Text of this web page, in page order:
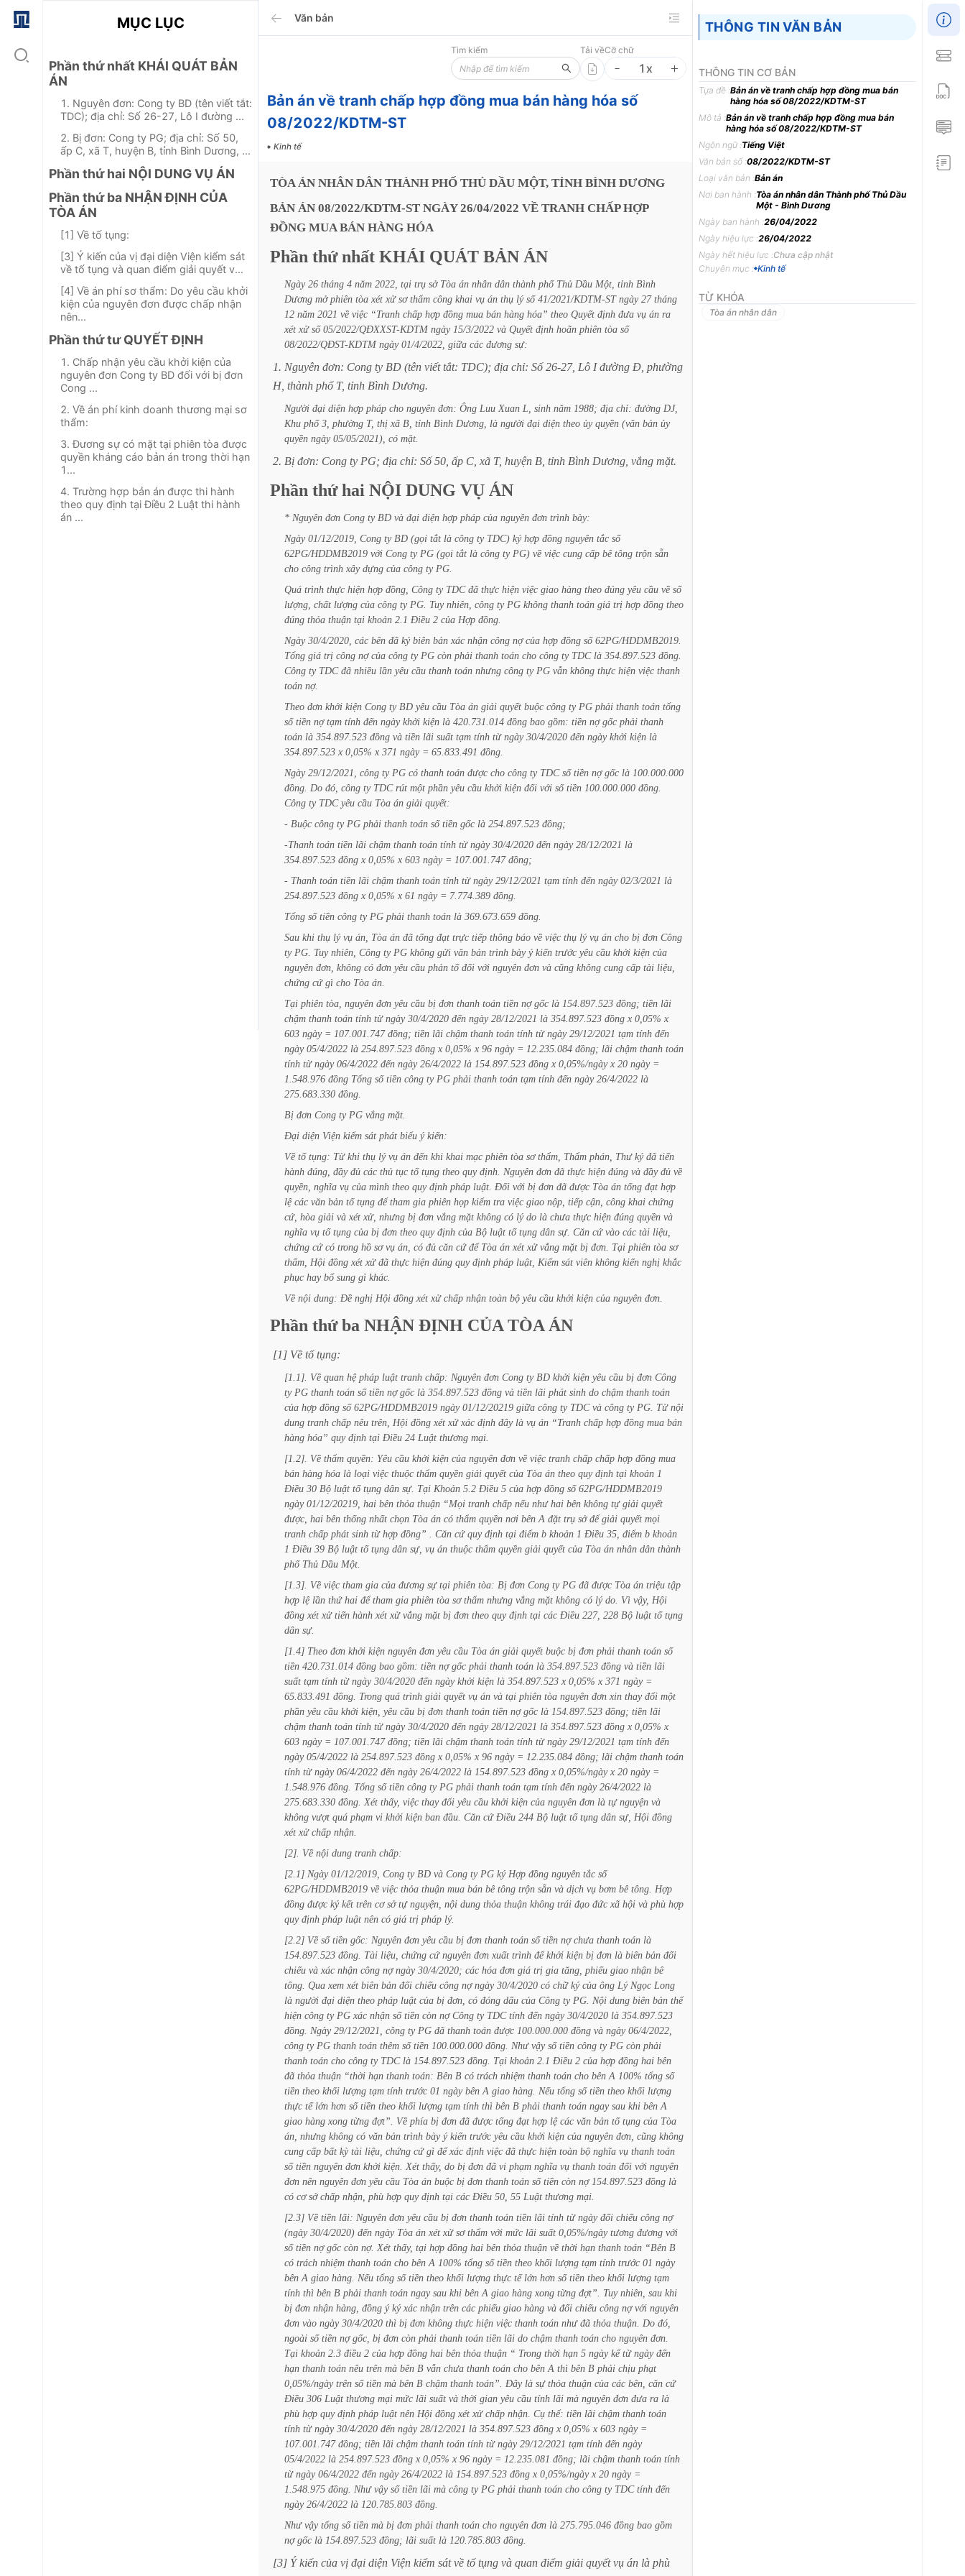
MỤC LỤC
Phần thứ nhất KHÁI QUÁT BẢN
ÁN
1. Nguyên đơn: Cong ty BD (tên viết tắt:
TDC); địa chỉ: Số 26-27, Lô I đường ...
2. Bị đơn: Cong ty PG; địa chỉ: Số 50,
ấp C, xã T, huyện B, tỉnh Bình Dương, ...
Phần thứ hai NỘI DUNG VỤ ÁN
Phần thứ ba NHẬN ĐỊNH CỦA
TÒA ÁN
[1] Về tố tụng:
[3] Ý kiến của vị đại diện Viện kiểm sát
về tố tụng và quan điểm giải quyết v...
[4] Về án phí sơ thẩm: Do yêu cầu khởi
kiện của nguyên đơn được chấp nhận
nên...
Phần thứ tư QUYẾT ĐỊNH
1. Chấp nhận yêu cầu khởi kiện của
nguyên đơn Cong ty BD đối với bị đơn
Cong ...
2. Về án phí kinh doanh thương mại sơ
thẩm:
3. Đương sự có mặt tại phiên tòa được
quyền kháng cáo bản án trong thời hạn
1...
4. Trường hợp bản án được thi hành
theo quy định tại Điều 2 Luật thi hành
án ...
Văn bản
Tìm kiếm Tải vềCỡ chữ
1 x
Bản án về tranh chấp hợp đồng mua bán hàng hóa số
08/2022/KDTM-ST
Kinh tế
TÒA ÁN NHÂN DÂN THÀNH PHỐ THỦ DẦU MỘT, TỈNH BÌNH DƯƠNG
BẢN ÁN 08/2022/KDTM-ST NGÀY 26/04/2022 VỀ TRANH CHẤP HỢP
ĐỒNG MUA BÁN HÀNG HÓA
Phần thứ nhất KHÁI QUÁT BẢN ÁN
Ngày 26 tháng 4 năm 2022, tại trụ sở Tòa án nhân dân thành phố Thủ Dầu Một, tỉnh Bình
Dương mở phiên tòa xét xử sơ thẩm công khai vụ án thụ lý số 41/2021/KDTM-ST ngày 27 tháng
12 năm 2021 về việc “Tranh chấp hợp đồng mua bán hàng hóa” theo Quyết định đưa vụ án ra
xét xử số 05/2022/QĐXXST-KDTM ngày 15/3/2022 và Quyết định hoãn phiên tòa số
08/2022/QĐST-KDTM ngày 01/4/2022, giữa các đương sự:
1. Nguyên đơn: Cong ty BD (tên viết tắt: TDC); địa chỉ: Số 26-27, Lô I đường Đ, phường
H, thành phố T, tỉnh Bình Dương.
Người đại diện hợp pháp cho nguyên đơn: Ông Luu Xuan L, sinh năm 1988; địa chỉ: đường DJ,
Khu phố 3, phường T, thị xã B, tỉnh Bình Dương, là người đại diện theo ủy quyền (văn bản ủy
quyền ngày 05/05/2021), có mặt.
2. Bị đơn: Cong ty PG; địa chỉ: Số 50, ấp C, xã T, huyện B, tỉnh Bình Dương, vắng mặt.
Phần thứ hai NỘI DUNG VỤ ÁN
* Nguyên đơn Cong ty BD và đại diện hợp pháp của nguyên đơn trình bày:
Ngày 01/12/2019, Cong ty BD (gọi tắt là công ty TDC) ký hợp đồng nguyên tắc số
62PG/HDDMB2019 với Cong ty PG (gọi tắt là công ty PG) về việc cung cấp bê tông trộn sẵn
cho công trình xây dựng của công ty PG.
Quá trình thực hiện hợp đồng, Công ty TDC đã thực hiện việc giao hàng theo đúng yêu cầu về số
lượng, chất lượng của công ty PG. Tuy nhiên, công ty PG không thanh toán giá trị hợp đồng theo
đúng thỏa thuận tại khoản 2.1 Điều 2 của Hợp đồng.
Ngày 30/4/2020, các bên đã ký biên bản xác nhận công nợ của hợp đồng số 62PG/HDDMB2019.
Tổng giá trị công nợ của công ty PG còn phải thanh toán cho công ty TDC là 354.897.523 đồng.
Công ty TDC đã nhiều lần yêu cầu thanh toán nhưng công ty PG vẫn không thực hiện việc thanh
toán nợ.
Theo đơn khởi kiện Cong ty BD yêu cầu Tòa án giải quyết buộc công ty PG phải thanh toán tổng
số tiền nợ tạm tính đến ngày khởi kiện là 420.731.014 đồng bao gồm: tiền nợ gốc phải thanh
toán là 354.897.523 đồng và tiền lãi suất tạm tính từ ngày 30/4/2020 đến ngày khởi kiện là
354.897.523 x 0,05% x 371 ngày = 65.833.491 đồng.
Ngày 29/12/2021, công ty PG có thanh toán được cho công ty TDC số tiền nợ gốc là 100.000.000
đồng. Do đó, công ty TDC rút một phần yêu cầu khởi kiện đối với số tiền 100.000.000 đồng.
Công ty TDC yêu cầu Tòa án giải quyết:
- Buộc công ty PG phải thanh toán số tiền gốc là 254.897.523 đồng;
-Thanh toán tiền lãi chậm thanh toán tính từ ngày 30/4/2020 đến ngày 28/12/2021 là
354.897.523 đồng x 0,05% x 603 ngày = 107.001.747 đồng;
- Thanh toán tiền lãi chậm thanh toán tính từ ngày 29/12/2021 tạm tính đến ngày 02/3/2021 là
254.897.523 đồng x 0,05% x 61 ngày = 7.774.389 đồng.
Tổng số tiền công ty PG phải thanh toán là 369.673.659 đồng.
Sau khi thụ lý vụ án, Tòa án đã tống đạt trực tiếp thông báo về việc thụ lý vụ án cho bị đơn Công
ty PG. Tuy nhiên, Công ty PG không gửi văn bản trình bày ý kiến trước yêu cầu khởi kiện của
nguyên đơn, không có đơn yêu cầu phản tố đối với nguyên đơn và cũng không cung cấp tài liệu,
chứng cứ gì cho Tòa án.
Tại phiên tòa, nguyên đơn yêu cầu bị đơn thanh toán tiền nợ gốc là 154.897.523 đồng; tiền lãi
chậm thanh toán tính từ ngày 30/4/2020 đến ngày 28/12/2021 là 354.897.523 đồng x 0,05% x
603 ngày = 107.001.747 đồng; tiền lãi chậm thanh toán tính từ ngày 29/12/2021 tạm tính đến
ngày 05/4/2022 là 254.897.523 đồng x 0,05% x 96 ngày = 12.235.084 đồng; lãi chậm thanh toán
tính từ ngày 06/4/2022 đến ngày 26/4/2022 là 154.897.523 đồng x 0,05%/ngày x 20 ngày =
1.548.976 đồng Tổng số tiền công ty PG phải thanh toán tạm tính đến ngày 26/4/2022 là
275.683.330 đồng.
Bị đơn Cong ty PG vắng mặt.
Đại diện Viện kiểm sát phát biểu ý kiến:
Về tố tụng: Từ khi thụ lý vụ án đến khi khai mạc phiên tòa sơ thẩm, Thẩm phán, Thư ký đã tiến
hành đúng, đầy đủ các thủ tục tố tụng theo quy định. Nguyên đơn đã thực hiện đúng và đầy đủ về
quyền, nghĩa vụ của mình theo quy định pháp luật. Đối với bị đơn đã được Tòa án tống đạt hợp
lệ các văn bản tố tụng để tham gia phiên họp kiểm tra việc giao nộp, tiếp cận, công khai chứng
cứ, hòa giải và xét xử, nhưng bị đơn vắng mặt không có lý do là chưa thực hiện đúng quyền và
nghĩa vụ tố tụng của bị đơn theo quy định của Bộ luật tố tụng dân sự. Căn cứ vào các tài liệu,
chứng cứ có trong hồ sơ vụ án, có đủ căn cứ để Tòa án xét xử vắng mặt bị đơn. Tại phiên tòa sơ
thẩm, Hội đồng xét xử đã thực hiện đúng quy định pháp luật, Kiểm sát viên không kiến nghị khắc
phục hay bổ sung gì khác.
Về nội dung: Đề nghị Hội đồng xét xử chấp nhận toàn bộ yêu cầu khởi kiện của nguyên đơn.
Phần thứ ba NHẬN ĐỊNH CỦA TÒA ÁN
[1] Về tố tụng:
[1.1]. Về quan hệ pháp luật tranh chấp: Nguyên đơn Cong ty BD khởi kiện yêu cầu bị đơn Công
ty PG thanh toán số tiền nợ gốc là 354.897.523 đồng và tiền lãi phát sinh do chậm thanh toán
của hợp đồng số 62PG/HDDMB2019 ngày 01/12/20219 giữa công ty TDC và công ty PG. Từ nội
dung tranh chấp nêu trên, Hội đồng xét xử xác định đây là vụ án “Tranh chấp hợp đồng mua bán
hàng hóa” quy định tại Điều 24 Luật thương mại.
[1.2]. Về thẩm quyền: Yêu cầu khởi kiện của nguyên đơn về việc tranh chấp chấp hợp đồng mua
bán hàng hóa là loại việc thuộc thẩm quyền giải quyết của Tòa án theo quy định tại khoản 1
Điều 30 Bộ luật tố tụng dân sự. Tại Khoản 5.2 Điều 5 của hợp đồng số 62PG/HDDMB2019
ngày 01/12/20219, hai bên thỏa thuận “Mọi tranh chấp nếu như hai bên không tự giải quyết
được, hai bên thống nhất chọn Tòa án có thẩm quyền nơi bên A đặt trụ sở để giải quyết mọi
tranh chấp phát sinh từ hợp đồng” Căn cứ quy định tại điểm b khoản 1 Điều 35, điểm b khoản
1 Điều 39 Bộ luật tố tụng dân sự, vụ án thuộc thẩm quyền giải quyết của Tòa án nhân dân thành
phố Thủ Dầu Một.
[1.3]. Về việc tham gia của đương sự tại phiên tòa: Bị đơn Cong ty PG đã được Tòa án triệu tập
hợp lệ lần thứ hai để tham gia phiên tòa sơ thẩm nhưng vắng mặt không có lý do. Vì vậy, Hội
đồng xét xử tiến hành xét xử vắng mặt bị đơn theo quy định tại các Điều 227, 228 Bộ luật tố tụng
dân sự.
[1.4] Theo đơn khởi kiện nguyên đơn yêu cầu Tòa án giải quyết buộc bị đơn phải thanh toán số
tiền 420.731.014 đồng bao gồm: tiền nợ gốc phải thanh toán là 354.897.523 đồng và tiền lãi
suất tạm tính từ ngày 30/4/2020 đến ngày khởi kiện là 354.897.523 x 0,05% x 371 ngày =
65.833.491 đồng. Trong quá trình giải quyết vụ án và tại phiên tòa nguyên đơn xin thay đổi một
phần yêu cầu khởi kiện, yêu cầu bị đơn thanh toán tiền nợ gốc là 154.897.523 đồng; tiền lãi
chậm thanh toán tính từ ngày 30/4/2020 đến ngày 28/12/2021 là 354.897.523 đồng x 0,05% x
603 ngày = 107.001.747 đồng; tiền lãi chậm thanh toán tính từ ngày 29/12/2021 tạm tính đến
ngày 05/4/2022 là 254.897.523 đồng x 0,05% x 96 ngày = 12.235.084 đồng; lãi chậm thanh toán
tính từ ngày 06/4/2022 đến ngày 26/4/2022 là 154.897.523 đồng x 0,05%/ngày x 20 ngày =
1.548.976 đồng. Tổng số tiền công ty PG phải thanh toán tạm tính đến ngày 26/4/2022 là
275.683.330 đồng. Xét thấy, việc thay đổi yêu cầu khởi kiện của nguyên đơn là tự nguyện và
không vượt quá phạm vi khởi kiện ban đầu. Căn cứ Điều 244 Bộ luật tố tụng dân sự, Hội đồng
xét xử chấp nhận.
[2]. Về nội dung tranh chấp:
[2.1] Ngày 01/12/2019, Cong ty BD và Cong ty PG ký Hợp đồng nguyên tắc số
62PG/HDDMB2019 về việc thỏa thuận mua bán bê tông trộn sẵn và dịch vụ bơm bê tông. Hợp
đồng được ký kết trên cơ sở tự nguyện, nội dung thỏa thuận không trái đạo đức xã hội và phù hợp
quy định pháp luật nên có giá trị pháp lý.
[2.2] Về số tiền gốc: Nguyên đơn yêu cầu bị đơn thanh toán số tiền nợ chưa thanh toán là
154.897.523 đồng. Tài liệu, chứng cứ nguyên đơn xuất trình để khởi kiện bị đơn là biên bản đối
chiếu và xác nhận công nợ ngày 30/4/2020; các hóa đơn giá trị gia tăng, phiếu giao nhận bê
tông. Qua xem xét biên bản đối chiếu công nợ ngày 30/4/2020 có chữ ký của ông Lý Ngọc Long
là người đại diện theo pháp luật của bị đơn, có đóng dấu của Công ty PG. Nội dung biên bản thể
hiện công ty PG xác nhận số tiền còn nợ Công ty TDC tính đến ngày 30/4/2020 là 354.897.523
đồng. Ngày 29/12/2021, công ty PG đã thanh toán được 100.000.000 đồng và ngày 06/4/2022,
công ty PG thanh toán thêm số tiền 100.000.000 đồng. Như vậy số tiền công ty PG còn phải
thanh toán cho công ty TDC là 154.897.523 đồng. Tại khoản 2.1 Điều 2 của hợp đồng hai bên
đã thỏa thuận “thời hạn thanh toán: Bên B có trách nhiệm thanh toán cho bên A 100% tổng số
tiền theo khối lượng tạm tính trước 01 ngày bên A giao hàng. Nếu tổng số tiền theo khối lượng
thực tế lớn hơn số tiền theo khối lượng tạm tính thì bên B phải thanh toán ngay sau khi bên A
giao hàng xong từng đợt”. Về phía bị đơn đã được tống đạt hợp lệ các văn bản tố tụng của Tòa
án, nhưng không có văn bản trình bày ý kiến trước yêu cầu khởi kiện của nguyên đơn, cũng không
cung cấp bất kỳ tài liệu, chứng cứ gì để xác định việc đã thực hiện toàn bộ nghĩa vụ thanh toán
số tiền nguyên đơn khởi kiện. Xét thấy, do bị đơn đã vi phạm nghĩa vụ thanh toán đối với nguyên
đơn nên nguyên đơn yêu cầu Tòa án buộc bị đơn thanh toán số tiền còn nợ 154.897.523 đồng là
có cơ sở chấp nhận, phù hợp quy định tại các Điều 50, 55 Luật thương mại.
[2.3] Về tiền lãi: Nguyên đơn yêu cầu bị đơn thanh toán tiền lãi tính từ ngày đối chiếu công nợ
(ngày 30/4/2020) đến ngày Tòa án xét xử sơ thẩm với mức lãi suất 0,05%/ngày tương đương với
số tiền nợ gốc còn nợ. Xét thấy, tại hợp đồng hai bên thỏa thuận về thời hạn thanh toán “Bên B
có trách nhiệm thanh toán cho bên A 100% tổng số tiền theo khối lượng tạm tính trước 01 ngày
bên A giao hàng. Nếu tổng số tiền theo khối lượng thực tế lớn hơn số tiền theo khối lượng tạm
tính thì bên B phải thanh toán ngay sau khi bên A giao hàng xong từng đợt”. Tuy nhiên, sau khi
bị đơn nhận hàng, đồng ý ký xác nhận trên các phiếu giao hàng và đối chiếu công nợ với nguyên
đơn vào ngày 30/4/2020 thì bị đơn không thực hiện việc thanh toán như đã thỏa thuận. Do đó,
ngoài số tiền nợ gốc, bị đơn còn phải thanh toán tiền lãi do chậm thanh toán cho nguyên đơn.
Tại khoản 2.3 điều 2 của hợp đồng hai bên thỏa thuận “ Trong thời hạn 5 ngày kể từ ngày đến
hạn thanh toán nêu trên mà bên B vẫn chưa thanh toán cho bên A thì bên B phải chịu phạt
0,05%/ngày trên số tiền mà bên B chậm thanh toán”. Đây là sự thỏa thuận của các bên, căn cứ
Điều 306 Luật thương mại mức lãi suất và thời gian yêu cầu tính lãi mà nguyên đơn đưa ra là
phù hợp quy định pháp luật nên Hội đồng xét xử chấp nhận. Cụ thể: tiền lãi chậm thanh toán
tính từ ngày 30/4/2020 đến ngày 28/12/2021 là 354.897.523 đồng x 0,05% x 603 ngày =
107.001.747 đồng; tiền lãi chậm thanh toán tính từ ngày 29/12/2021 tạm tính đến ngày
05/4/2022 là 254.897.523 đồng x 0,05% x 96 ngày = 12.235.081 đồng; lãi chậm thanh toán tính
từ ngày 06/4/2022 đến ngày 26/4/2022 là 154.897.523 đồng x 0,05%/ngày x 20 ngày =
1.548.975 đồng. Như vậy số tiền lãi mà công ty PG phải thanh toán cho công ty TDC tính đến
ngày 26/4/2022 là 120.785.803 đồng.
Như vậy tổng số tiền mà bị đơn phải thanh toán cho nguyên đơn là 275.795.046 đồng bao gồm
nợ gốc là 154.897.523 đồng; lãi suất là 120.785.803 đồng.
[3] Ý kiến của vị đại diện Viện kiểm sát về tố tụng và quan điểm giải quyết vụ án là phù
THÔNG TIN VĂN BẢN
THÔNG TIN CƠ BẢN
Tựa đề :Bản án về tranh chấp hợp đồng mua bán
hàng hóa số 08/2022/KDTM-ST
Mô tả :Bản án về tranh chấp hợp đồng mua bán
hàng hóa số 08/2022/KDTM-ST
Ngôn ngữ :Tiếng Việt
Văn bản số :08/2022/KDTM-ST
Loại văn bản :Bản án
Nơi ban hành :Tòa án nhân dân Thành phố Thủ Dầu
Một - Bình Dương
Ngày ban hành :26/04/2022
Ngày hiệu lực :26/04/2022
Ngày hết hiệu lực :Chưa cập nhật
Chuyên mục : Kinh tế
TỪ KHÓA
Tòa án nhân dân